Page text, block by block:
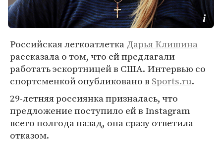
Российская легкоатлеткаДарья Клишина
рассказала о том, что ей предлагали
работать эскортницей в США. Интервью со
спортсменкой опубликовано в Sports.ru.
29-летняя россиянка призналась, что
предложение поступило ей в Instagram
всего полгода назад, она сразу ответила
отказом.